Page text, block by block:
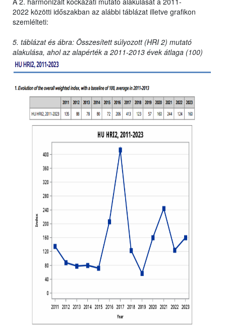
2022 közötti időszakban az alábbi táblázat illetve grafikon
szemlélteti:
5. táblázat és ábra: Összesített súlyozott (HRI 2) mutató
alakulása, ahol az alapérték a 2011-2013 évek átlaga (100)